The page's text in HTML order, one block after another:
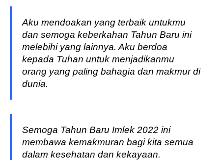
Aku mendoakan yang terbaik untukmu
dan semoga keberkahan Tahun Baru ini
melebihi yang lainnya. Aku berdoa
kepada Tuhan untuk menjadikanmu
orang yang paling bahagia dan makmur di
dunia.
Semoga Tahun Baru Imlek 2022 ini
membawa kemakmuran bagi kita semua
dalam kesehatan dan kekayaan.